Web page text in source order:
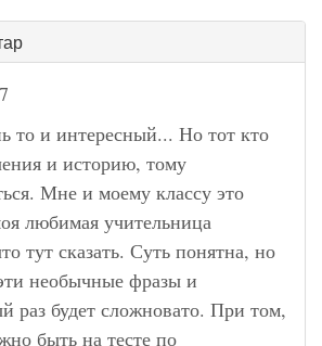
то и интересный... Но тот кто
и историю, тому
Мне и моему классу это
любимая учительница
тут сказать. Суть понятна, но
необычные фразы и
раз будет сложновато. При том,
быть на тесте по